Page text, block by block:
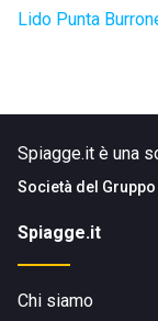
Lido Punta
Spiagge.it è una
Società del
Spiagge.it
Chi siamo